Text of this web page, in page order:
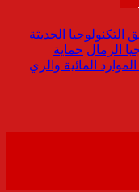
التكنولوجيا الحديثة
الرمال حماية
المائية والري